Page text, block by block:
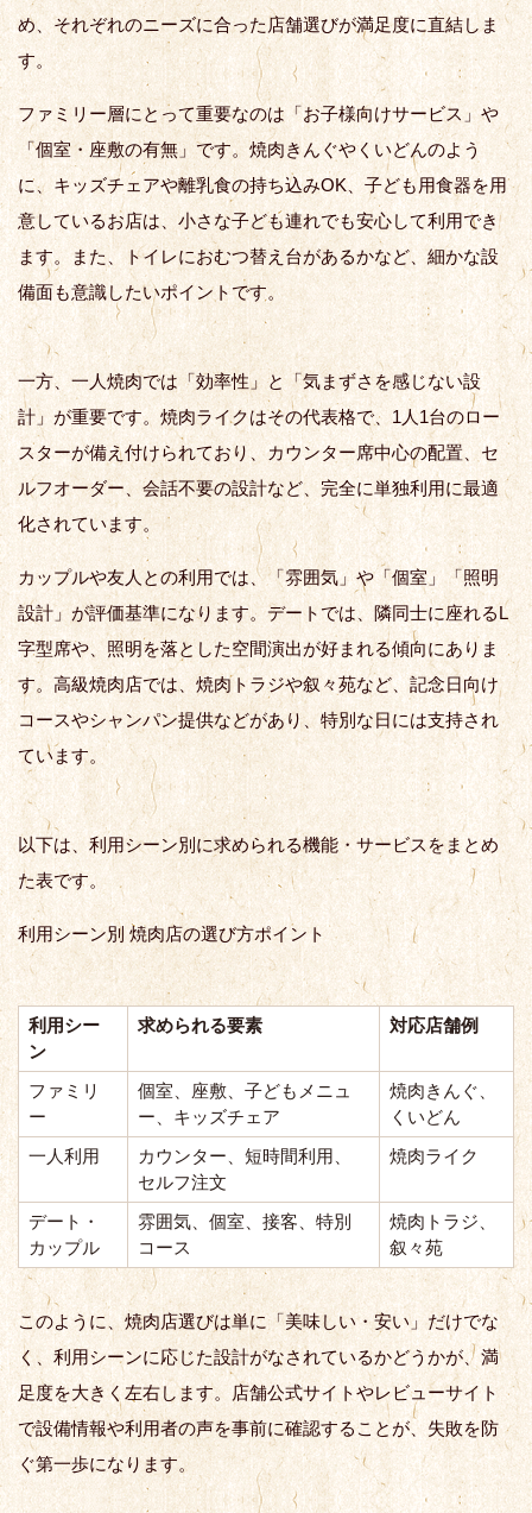
め、それぞれのニーズに合った店舗選びが満足度に直結しま
す。
ファミリー層にとって重要なのは「お子様向けサービス」や
「個室・座敷の有無」です。焼肉きんぐやくいどんのよう
に、キッズチェアや離乳食の持ち込みOK、子ども用食器を用
意しているお店は、小さな子ども連れでも安心して利用でき
ます。また、トイレにおむつ替え台があるかなど、細かな設
備面も意識したいポイントです。
一方、一人焼肉では「効率性」と「気まずさを感じない設
計」が重要です。焼肉ライクはその代表格で、1人1台のロー
スターが備え付けられており、カウンター席中心の配置、セ
ルフオーダー、会話不要の設計など、完全に単独利用に最適
化されています。
カップルや友人との利用では、「雰囲気」や「個室」「照明
設計」が評価基準になります。デートでは、隣同士に座れるL
字型席や、照明を落とした空間演出が好まれる傾向にありま
す。高級焼肉店では、焼肉トラジや叙々苑など、記念日向け
コースやシャンパン提供などがあり、特別な日には支持され
ています。
以下は、利用シーン別に求められる機能・サービスをまとめ
た表です。
利用シーン別 焼肉店の選び方ポイント
利用シー
ン
求められる要素 対応店舗例
ファミリ
ー
個室、座敷、子どもメニュ
ー、キッズチェア
焼肉きんぐ、
くいどん
一人利用
カウンター、短時間利用、
セルフ注文
焼肉ライク
デート・
カップル
雰囲気、個室、接客、特別
コース
焼肉トラジ、
叙々苑
このように、焼肉店選びは単に「美味しい・安い」だけでな
く、利用シーンに応じた設計がなされているかどうかが、満
足度を大きく左右します。店舗公式サイトやレビューサイト
で設備情報や利用者の声を事前に確認することが、失敗を防
ぐ第一歩になります。